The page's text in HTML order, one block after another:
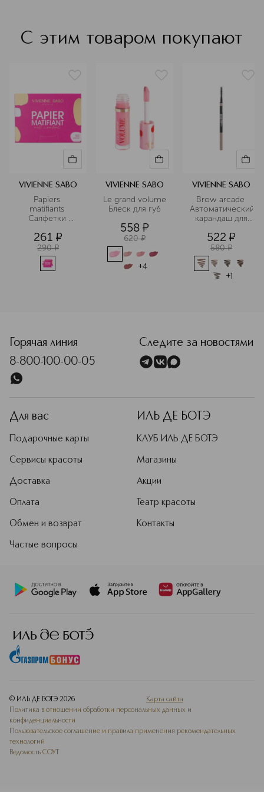
С этим товаром покупают
VIVIENNE SABO
Papiers
matifiants
Салфетки
261 ¤
290 ¤
VIVIENNE SABO
Le grand volume
Блеск для губ
558 ¤
620 ¤
+4
VIVIENNE SABO
Brow arcade
Автоматический
карандаш для
522 ¤
580 ¤
+1
Горячая линия
8-800-100-00-05
Следите за новостями
Для вас
Подарочные карты
Сервисы красоты
Доставка
Оплата
Обмен и возврат
Частые вопросы
ИЛЬ ДЕ БОТЭ
КЛУБ ИЛЬ ДЕ БОТЭ
Магазины
Акции
Театр красоты
Контакты
© ИЛЬ ДЕ БОТЭ 2026
Карта сайта
Политика в отношении обработки персональных данных и
конфиденциальности
Пользовательское соглашение и правила применения рекомендательных
технологий
Ведомость СОУТ